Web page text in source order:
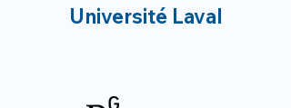
Université Laval